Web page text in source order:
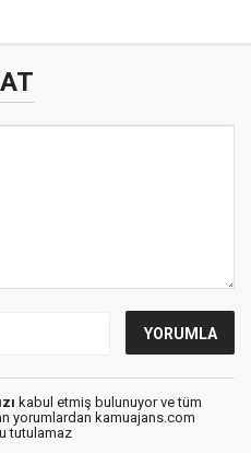
kabul etmiş bulunuyor ve tüm
yorumlardan kamuajans.com
tutulamaz